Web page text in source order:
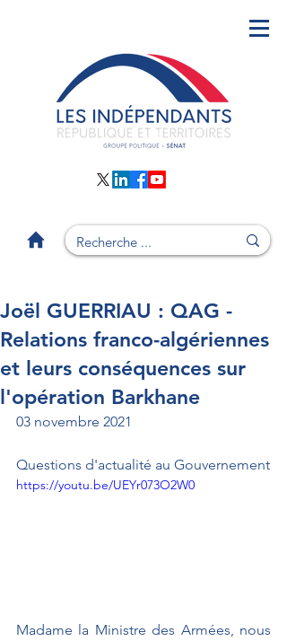
Joël GUERRIAU : QAG -
Relations franco-algériennes
et leurs conséquences sur
l'opération Barkhane
03 novembre 2021
Questions d'actualité au Gouvernement
https://youtu.be/UEYr073O2W0
Madame la Ministre des Armées, nous